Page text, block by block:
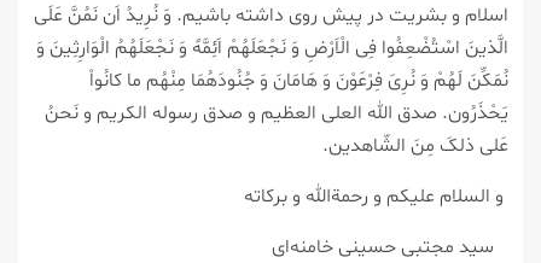
اسلام و بشریت در پیش روی داشته باشیم. وَ نُرِیدُ اَن نَمُنَّ عَلَی
الَّذینَ اسْتُضْعِفُوا فِی الْاَرْضِ وَ نَجْعَلَهُمْ اَئِمَّهً وَ نَجْعَلَهُمُ الْوَارِثِینَ وَ
نُمَکِّنَ لَهُمْ وَ نُرِیَ فِرْعَوْنَ وَ هَامَانَ وَ جُنُودَهُمَا مِنْهُم ما کانُواْ
یَحْذَرُون. صدق‌ الله العلی العظیم و صدق رسوله الکریم و نَحنُ
عَلی ذلکَ مِنَ الشّاهدین.
و السلام علیکم و رحمةالله و برکاته
سید مجتبی حسینی خامنه‌ای